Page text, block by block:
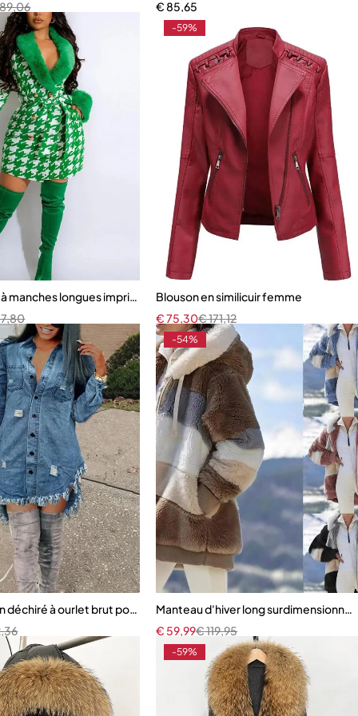
€ 85,65
style chic et chaud
en laine synthétique, nouvelle collection automne-hiver
manches longues imprimé élégant pour femmes
-59%
Blouson en similicuir femme
€171,12
€75,30
manches longues avec ceinture, poches Chic Vintage
déchiré à ourlet brut pour femmes
-54%
Manteau d'hiver long surdimensionné
€119,95
€ 59,99
-59%